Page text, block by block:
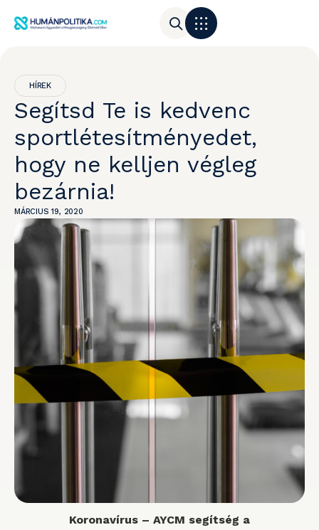
HÍREK
Segítsd Te is kedvenc
sportlétesítményedet,
hogy ne kelljen végleg
bezárnia!
MÁRCIUS 19, 2020
Koronavírus – AYCM segítség a